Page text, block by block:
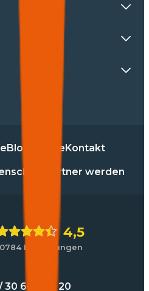
Blog PresseKontakt
Partner werden
4,5
Bewertungen
30 60 900 20